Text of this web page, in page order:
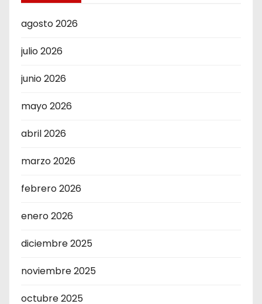
agosto 2026
julio 2026
junio 2026
mayo 2026
abril 2026
marzo 2026
febrero 2026
enero 2026
diciembre 2025
noviembre 2025
octubre 2025